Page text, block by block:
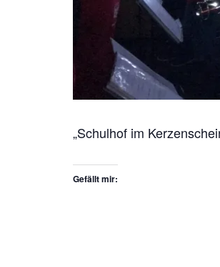
„Schulhof im
Gefällt mir: